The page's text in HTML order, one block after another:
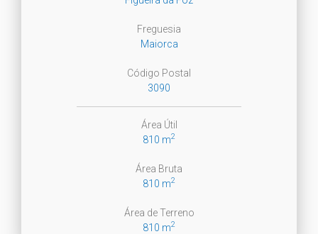
Freguesia
Maiorca
Código Postal
3090
Área Útil
810 m2
Área Bruta
810 m2
Área de Terreno
810 m2